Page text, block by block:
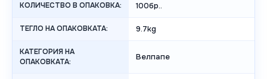
КОЛИЧЕСТВО В ОПАКОВКА: 100бр..
ТЕГЛО НА ОПАКОВКАТА: 9.7kg
КАТЕГОРИЯ НА
ОПАКОВКАТА:
Велпапе